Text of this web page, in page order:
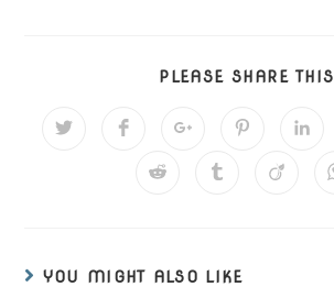
PLEASE SHARE THIS
YOU MIGHT ALSO LIKE